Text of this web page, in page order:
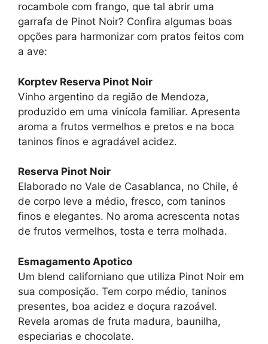
rocambole com frango, que tal abrir uma
garrafa de Pinot Noir? Confira algumas boas
opções para harmonizar com pratos feitos com
a ave:
Korptev Reserva Pinot Noir
Vinho argentino da região de Mendoza,
produzido em uma vinícola familiar. Apresenta
aroma a frutos vermelhos e pretos e na boca
taninos finos e agradável acidez.
Reserva Pinot Noir
Elaborado no Vale de Casablanca, no Chile, é
de corpo leve a médio, fresco, com taninos
finos e elegantes. No aroma acrescenta notas
de frutos vermelhos, tosta e terra molhada.
Esmagamento Apotico
Um blend californiano que utiliza Pinot Noir em
sua composição. Tem corpo médio, taninos
presentes, boa acidez e doçura razoável.
Revela aromas de fruta madura, baunilha,
especiarias e chocolate.